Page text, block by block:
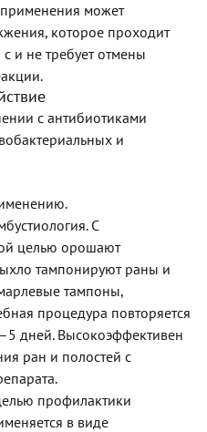
применения может
которое проходит
и не требует отмены
с антибиотиками
и
С
целью орошают
тампонируют раны и
тампоны,
процедура повторяется
дней. Высокоэффективен
ран и полостей с
профилактики
в виде